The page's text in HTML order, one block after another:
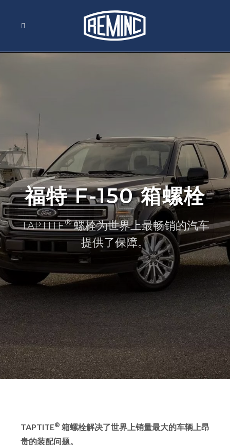
福特 F-150 箱螺栓
TAPTITE®螺栓为世界上最畅销的汽车
提供了保障。
TAPTITE® 箱螺栓解决了世界上销量最大的车辆上昂
贵的装配问题。